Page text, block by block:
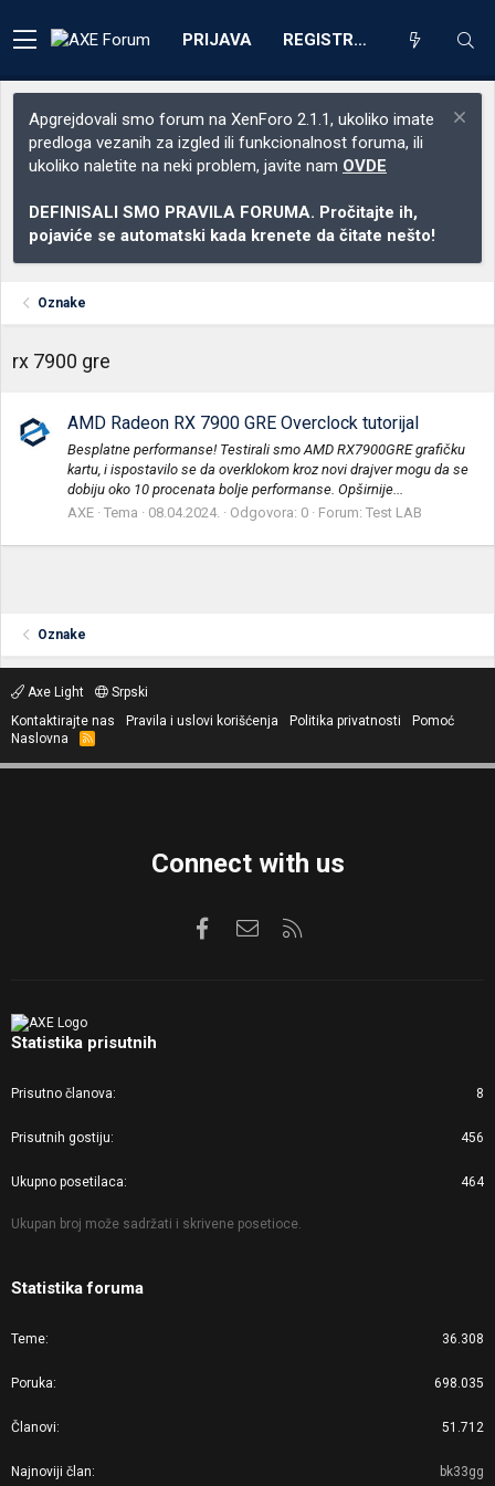
PRIJAVA REGISTRACIJA
Apgrejdovali smo forum na XenForo 2.1.1, ukoliko imate
predloga vezanih za izgled ili funkcionalnost foruma, ili
ukoliko naletite na neki problem, javite nam OVDE
DEFINISALI SMO PRAVILA FORUMA. Pročitajte ih,
pojaviće se automatski kada krenete da čitate nešto!
Oznake
rx 7900 gre
AMD Radeon RX 7900 GRE Overclock tutorijal
Besplatne performanse! Testirali smo AMD RX7900GRE grafičku
kartu, i ispostavilo se da overklokom kroz novi drajver mogu da se
dobiju oko 10 procenata bolje performanse. Opširnije...
AXE Tema 08.04.2024. Odgovora: 0 Forum: Test LAB
Oznake
Axe Light
Srpski
Kontaktirajte nas
Pravila i uslovi korišćenja Politika privatnosti
Pomoć
Naslovna
R
S
Connect with us
FacebookKontaktirajte nas
Statistika prisutnih
Prisutno članova 8
Prisutnih gostiju 456
Ukupno posetilaca 464
Ukupan broj može sadržati i skrivene posetioce.
Statistika foruma
Teme 36.308
Poruka 698.035
Članovi 51.712
Najnoviji član bk33gg